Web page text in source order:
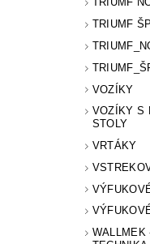
TRIUMF
VOZÍKY
VOZÍKY S
STOLY
VRTÁKY
WALLMEK